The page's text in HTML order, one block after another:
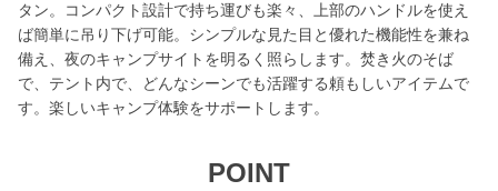
タン。コンパクト設計で持ち運びも楽々、上部のハンドルを使え
ば簡単に吊り下げ可能。シンプルな見た目と優れた機能性を兼ね
備え、夜のキャンプサイトを明るく照らします。焚き火のそば
で、テント内で、どんなシーンでも活躍する頼もしいアイテムで
す。楽しいキャンプ体験をサポートします。
POINT